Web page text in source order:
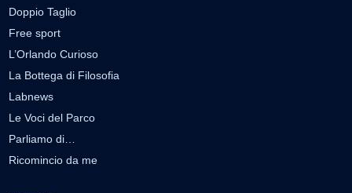
Doppio Taglio
Free sport
L’Orlando Curioso
La Bottega di Filosofia
Labnews
Le Voci del Parco
Parliamo di…
Ricomincio da me